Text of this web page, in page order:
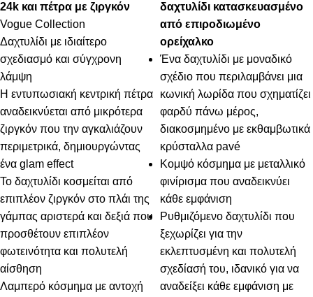
24k και πέτρα με ζιργκόν
Vogue Collection
Δαχτυλίδι με ιδιαίτερο
σχεδιασμό και σύγχρονη
λάμψη
Η εντυπωσιακή κεντρική πέτρα
αναδεικνύεται από μικρότερα
ζιργκόν που την αγκαλιάζουν
περιμετρικά, δημιουργώντας
ένα glam effect
Το δαχτυλίδι κοσμείται από
επιπλέον ζιργκόν στο πλάι της
γάμπας αριστερά και δεξιά που
προσθέτουν επιπλέον
φωτεινότητα και πολυτελή
αίσθηση
Λαμπερό κόσμημα με αντοχή
δαχτυλίδι κατασκευασμένο
από επιροδιωμένο
ορείχαλκο
Ένα δαχτυλίδι με μοναδικό
σχέδιο που περιλαμβάνει μια
κωνική λωρίδα που σχηματίζει
φαρδύ πάνω μέρος,
διακοσμημένο με εκθαμβωτικά
κρύσταλλα pavé
Κομψό κόσμημα με μεταλλικό
φινίρισμα που αναδεικνύει
κάθε εμφάνιση
Ρυθμιζόμενο δαχτυλίδι που
ξεχωρίζει για την
εκλεπτυσμένη και πολυτελή
σχεδίασή του, ιδανικό για να
αναδείξει κάθε εμφάνιση με